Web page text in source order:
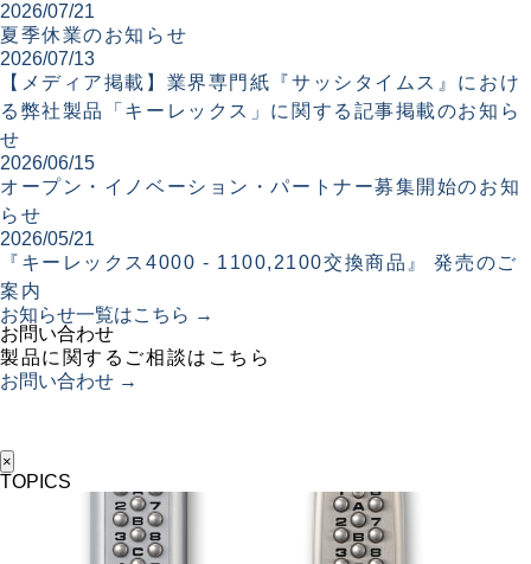
2026/07/21
夏季休業のお知らせ
2026/07/13
【メディア掲載】業界専門紙『サッシタイムス』におけ
る弊社製品「キーレックス」に関する記事掲載のお知ら
せ
2026/06/15
オープン・イノベーション・パートナー募集開始のお知
らせ
2026/05/21
『キーレックス4000 - 1100,2100交換商品』 発売のご
案内
お知らせ一覧はこちら →
お問い合わせ
製品に関するご相談はこちら
お問い合わせ →
×
TOPICS